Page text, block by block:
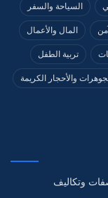
السياحة والسفر
المال والأعمال
تربية الطفل
والأحجار الكريمة
وتكاليف